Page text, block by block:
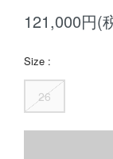
121,000円(
Size :
26